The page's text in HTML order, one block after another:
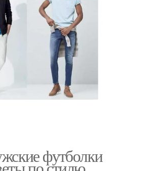
футболки